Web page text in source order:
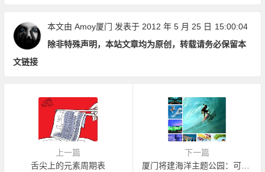
本文由 Amoy厦门 发表于 2012 年 5 月 25 日 15:00:04
除非特殊声明，本站文章均为原创，转载请务必保留本
文链接
上一篇
舌尖上的元素周期表
下一篇
厦门将建海洋主题公园：可冲浪、划水